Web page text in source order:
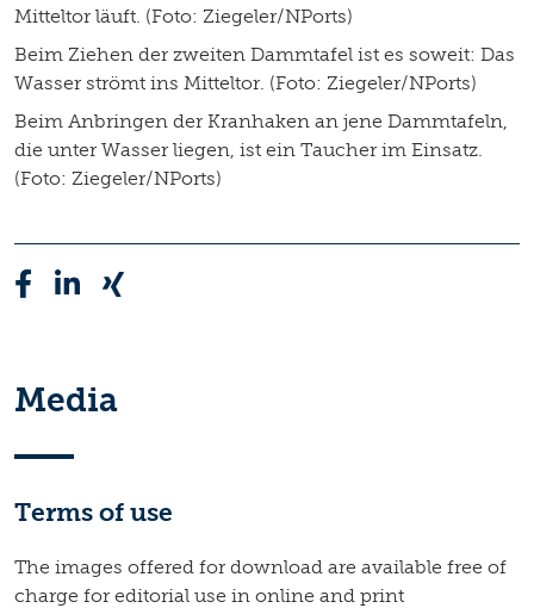
Mitteltor läuft. (Foto: Ziegeler/NPorts)
Beim Ziehen der zweiten Dammtafel ist es soweit: Das
Wasser strömt ins Mitteltor. (Foto: Ziegeler/NPorts)
Beim Anbringen der Kranhaken an jene Dammtafeln,
die unter Wasser liegen, ist ein Taucher im Einsatz.
(Foto: Ziegeler/NPorts)
Media
Terms of use
The images offered for download are available free of
charge for editorial use in online and print